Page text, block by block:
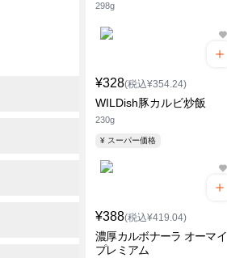
298g
¥328(税込¥354.24)
WILDish豚カルビ炒飯
230g
¥ スーパー価格
¥388(税込¥419.04)
濃厚カルボナーラ オーマイ
プレミアム